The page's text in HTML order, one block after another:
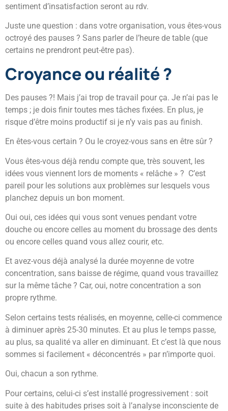
sentiment d’insatisfaction seront au rdv.
Juste une question : dans votre organisation, vous êtes-vous
octroyé des pauses ? Sans parler de l’heure de table (que
certains ne prendront peut-être pas).
Croyance ou réalité ?
Des pauses ?! Mais j’ai trop de travail pour ça. Je n’ai pas le
temps ; je dois finir toutes mes tâches fixées. En plus, je
risque d’être moins productif si je n’y vais pas au finish.
En êtes-vous certain ? Ou le croyez-vous sans en être sûr ?
Vous êtes-vous déjà rendu compte que, très souvent, les
idées vous viennent lors de moments « relâche » ? C’est
pareil pour les solutions aux problèmes sur lesquels vous
planchez depuis un bon moment.
Oui oui, ces idées qui vous sont venues pendant votre
douche ou encore celles au moment du brossage des dents
ou encore celles quand vous allez courir, etc.
Et avez-vous déjà analysé la durée moyenne de votre
concentration, sans baisse de régime, quand vous travaillez
sur la même tâche ? Car, oui, notre concentration a son
propre rythme.
Selon certains tests réalisés, en moyenne, celle-ci commence
à diminuer après 25-30 minutes. Et au plus le temps passe,
au plus, sa qualité va aller en diminuant. Et c’est là que nous
sommes si facilement « déconcentrés » par n’importe quoi.
Oui, chacun a son rythme.
Pour certains, celui-ci s’est installé progressivement : soit
suite à des habitudes prises soit à l’analyse inconsciente de